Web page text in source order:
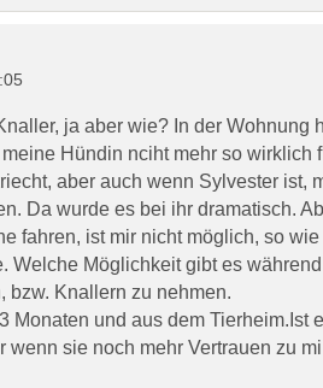
ja aber wie? In der Wohnung
Hündin nciht mehr so wirklich
aber auch wenn Sylvester ist,
Da wurde es bei ihr dramatisch.
fahren, ist mir nicht möglich, so
Welche Möglichkeit gibt es
bzw. Knallern zu nehmen.
Monaten und aus dem Tierheim.Ist
wenn sie noch mehr Vertrauen zu